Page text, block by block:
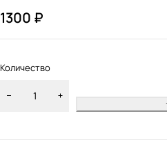
1300 ₽
Количество